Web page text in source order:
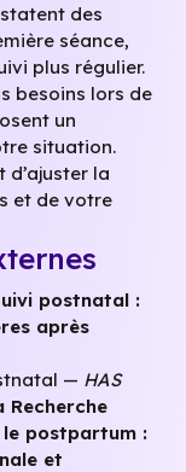
des
séance,
plus régulier.
besoins lors de
un
situation.
d’ajuster la
et de votre
postnatal :
après
— HAS
le postpartum :
et